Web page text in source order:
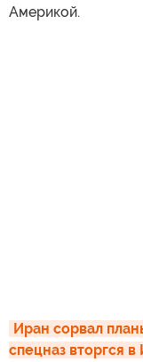
Америкой.
Иран сорвал
спецназ вторгся в